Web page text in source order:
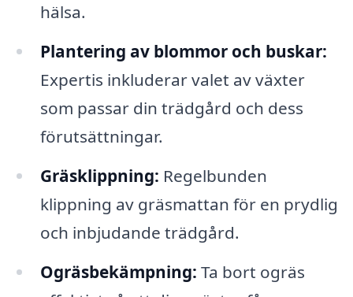
hälsa.
Plantering av blommor och buskar:
Expertis inkluderar valet av växter
som passar din trädgård och dess
förutsättningar.
Gräsklippning: Regelbunden
klippning av gräsmattan för en prydlig
och inbjudande trädgård.
Ogräsbekämpning: Ta bort ogräs